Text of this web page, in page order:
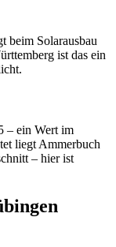
beim Solarausbau
ist das ein
– ein Wert im
liegt Ammerbuch
– hier ist